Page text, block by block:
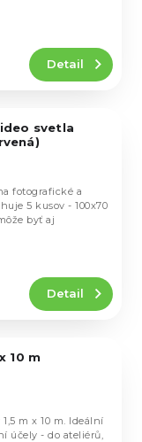
Detail
svetla
Detail
fotografické a
5 kusov - 100x70
byť aj
10 m
m x 10 m. Ideální
účely - do ateliérů,